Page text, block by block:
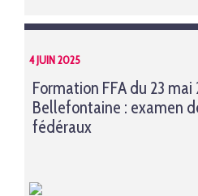
4 JUIN 2025
Formation FFA du 23 mai
Bellefontaine : examen
fédéraux